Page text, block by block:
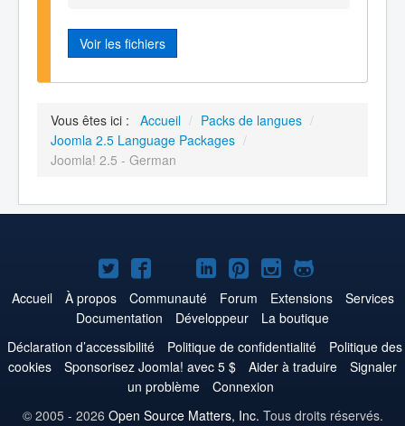
Voir les fichiers
Vous êtes ici : Accueil / Packs de langues /
Joomla 2.5 Language Packages /
Joomla! 2.5 - German
Joomla!
sur
Twitter
Joomla!
sur
Facebook
Joomla!
sur
YouTube
Joomla!
sur
LinkedIn
Joomla!
sur
Pinterest
Joomla!
sur
Instagram
Joomla!
sur
GitHub
Accueil À propos Communauté Forum Extensions
Services
Documentation
Développeur
La boutique
Déclaration d’accessibilité
Politique de confidentialité
Politique des
cookies
Sponsorisez Joomla! avec 5 $ Aider à traduire
Signaler
un problème
Connexion
© 2005 - 2026 Open Source Matters, Inc. Tous droits réservés.